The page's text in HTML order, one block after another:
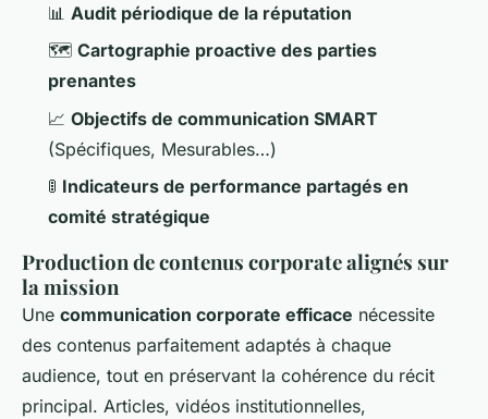
📊 Audit périodique de la réputation
🗺️ Cartographie proactive des parties
prenantes
📈 Objectifs de communication SMART
(Spécifiques, Mesurables…)
🚦 Indicateurs de performance partagés en
comité stratégique
Production de contenus corporate alignés sur
la mission
Une communication corporate efficace nécessite
des contenus parfaitement adaptés à chaque
audience, tout en préservant la cohérence du récit
principal. Articles, vidéos institutionnelles,